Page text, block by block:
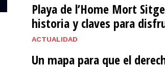
Playa de l’Home Mort
historia y claves para
ACTUALIDAD
Un mapa para que el